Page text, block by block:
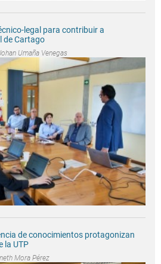
legal para contribuir a
de Cartago
Umaña Venegas
de conocimientos protagonizan
la UTP
Mora Pérez